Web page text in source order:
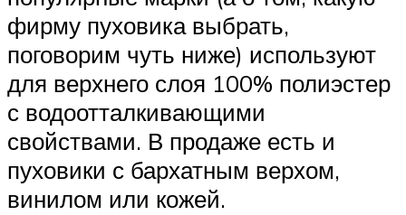
фирму пуховика выбрать,
поговорим чуть ниже) используют
для верхнего слоя 100% полиэстер
с водоотталкивающими
свойствами. В продаже есть и
пуховики с бархатным верхом,
винилом или кожей.